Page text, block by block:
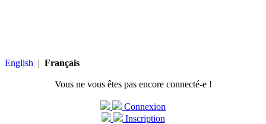
English | Français
Vous ne vous êtes pas encore connecté-e !
Connexion
Inscription